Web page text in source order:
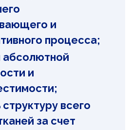
и
процесса;
абсолютной
и
всего
за счет